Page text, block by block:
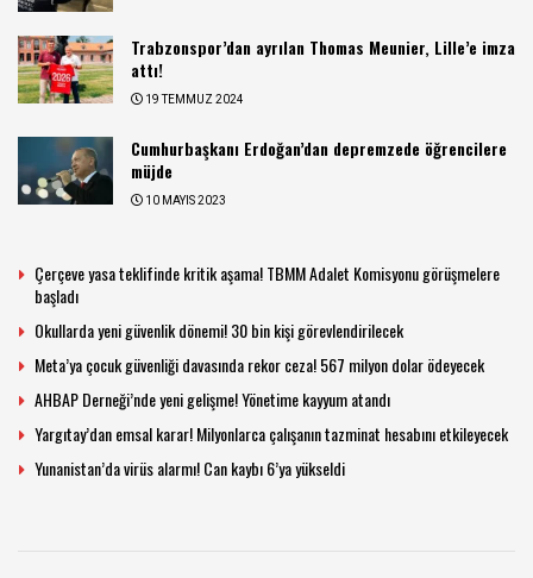
Trabzonspor’dan ayrılan Thomas Meunier, Lille’e imza
attı!
19 TEMMUZ 2024
Cumhurbaşkanı Erdoğan’dan depremzede öğrencilere
müjde
10 MAYIS 2023
Çerçeve yasa teklifinde kritik aşama! TBMM Adalet Komisyonu görüşmelere
başladı
Okullarda yeni güvenlik dönemi! 30 bin kişi görevlendirilecek
Meta’ya çocuk güvenliği davasında rekor ceza! 567 milyon dolar ödeyecek
AHBAP Derneği’nde yeni gelişme! Yönetime kayyum atandı
Yargıtay’dan emsal karar! Milyonlarca çalışanın tazminat hesabını etkileyecek
Yunanistan’da virüs alarmı! Can kaybı 6’ya yükseldi